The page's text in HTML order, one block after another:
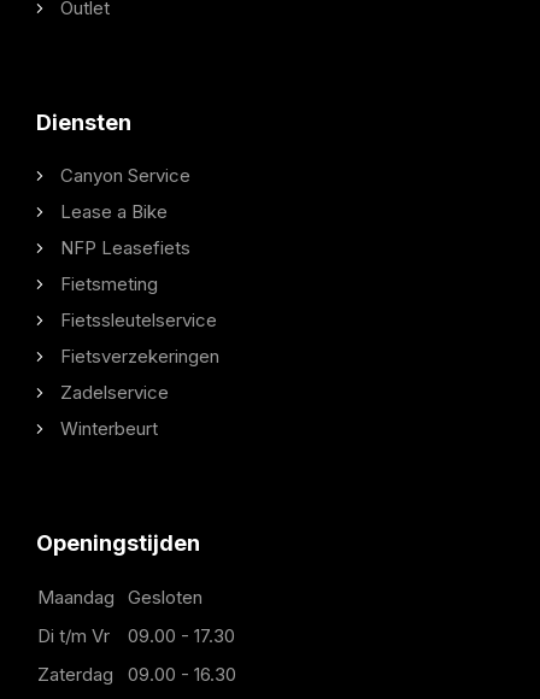
Outlet
Diensten
Canyon Service
Lease a Bike
NFP Leasefiets
Fietsmeting
Fietssleutelservice
Fietsverzekeringen
Zadelservice
Winterbeurt
Openingstijden
Maandag
Gesloten
Di t/m Vr
09.00 - 17.30
Zaterdag
09.00 - 16.30